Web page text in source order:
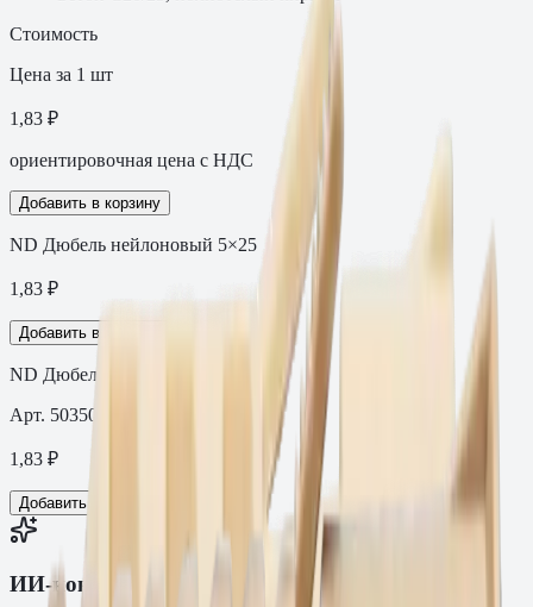
Стоимость
Цена за 1 шт
1,83 ₽
ориентировочная цена с НДС
Добавить в корзину
ND Дюбель нейлоновый 5×25
1,83 ₽
Добавить в корзину
ND Дюбель нейлоновый 5×25
Арт. 503505025AM
1,83 ₽
Добавить в корзину
ИИ-консультант Fasty